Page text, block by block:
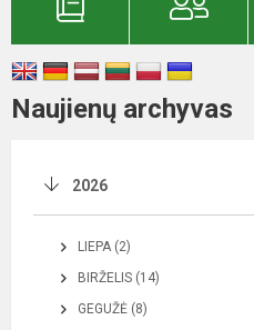
Naujienų archyvas
2026
LIEPA (2)
BIRŽELIS (14)
GEGUŽĖ (8)